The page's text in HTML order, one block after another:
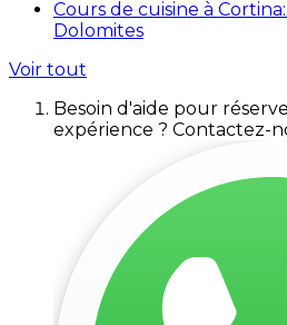
Cours de cuisine à
Dolomites
Voir tout
Besoin d'aide pour
expérience ? Contactez-